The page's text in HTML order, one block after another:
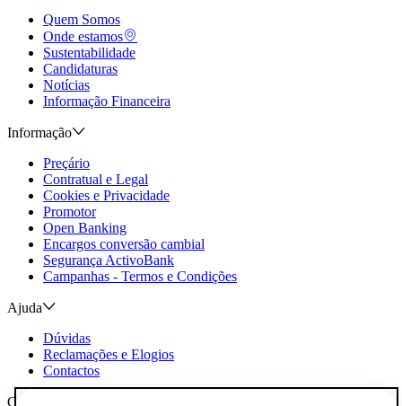
Quem Somos
Onde estamos
Sustentabilidade
Candidaturas
Notícias
Informação Financeira
Informação
Preçário
Contratual e Legal
Cookies e Privacidade
Promotor
Open Banking
Encargos conversão cambial
Segurança ActivoBank
Campanhas - Termos e Condições
Ajuda
Dúvidas
Reclamações e Elogios
Contactos
Canais AB